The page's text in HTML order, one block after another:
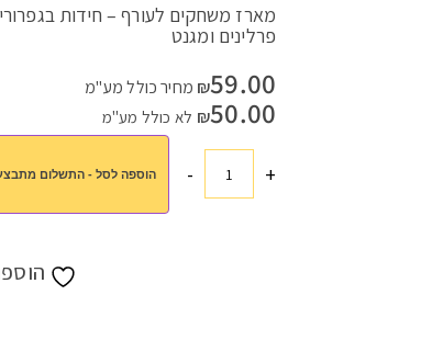
חנות>כל המתנות >מארז משחקים לעורף
פרלינים ומגנט
₪59.00
מחיר כולל מע"מ
₪50.00 לא כולל מע"מ
+כמות
- הוספה לסל - התשלום מתבצע טלפונית